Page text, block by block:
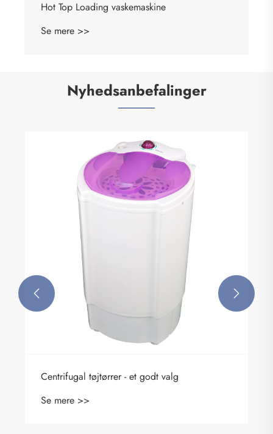
Hot Top Loading vaskemaskine
Se mere >>
Nyhedsanbefalinger
Centrifugal tøjtørrer - et godt valg
Se mere >>
 